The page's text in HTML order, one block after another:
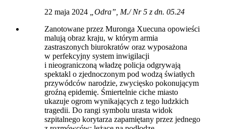
22 maja 2024
„Odra”, M./ Nr 5 z dn. 05.24
Zanotowane przez Muronga Xuecuna opowieści
malują obraz kraju, w którym armia
zastraszonych biurokratów oraz wyposażona
w perfekcyjny system inwigilacji
i nieograniczoną władzę policja odgrywają
spektakl o zjednoczonym pod wodzą światłych
przywódców narodzie, zwycięsko pokonującym
groźną epidemię. Śmiertelnie ciche miasto
ukazuje ogrom wynikających z tego ludzkich
tragedii. Do rangi symbolu urasta widok
szpitalnego korytarza zapamiętany przez jednego